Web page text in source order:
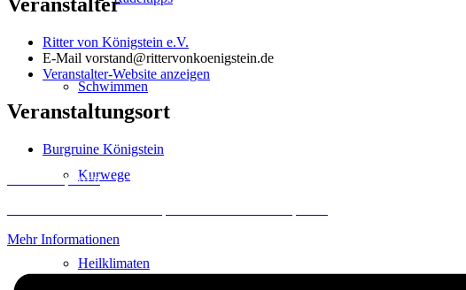
Schwimmen
Kurwege
Heilklimaten
Veranstalter
Ritter von Königstein e.V.
E-Mail vorstand@rittervonkoenigstein.de
Veranstalter-Website anzeigen
Veranstaltungsort
Burgruine Königstein
Inhalt entsperren
Mehr Informationen